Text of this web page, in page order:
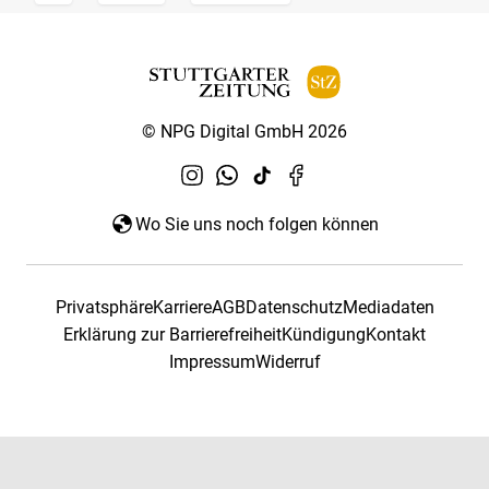
© NPG Digital GmbH 2026
Wo Sie uns noch folgen können
PrivatsphäreKarriereAGBDatenschutzMediadaten
Erklärung zur BarrierefreiheitKündigungKontakt
ImpressumWiderruf